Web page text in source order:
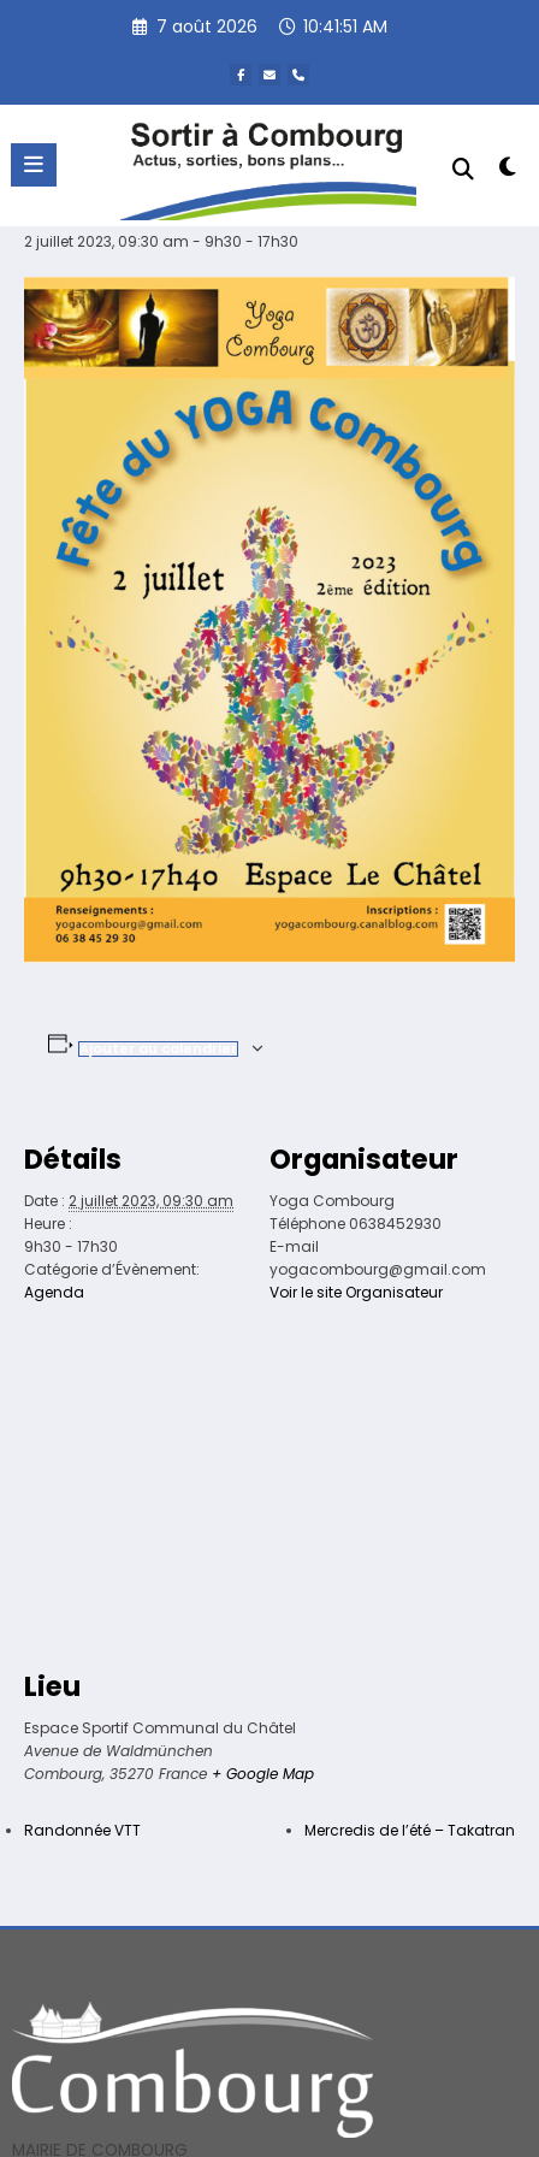
7 août 2026 10:41:51 AM
Fête du Yoga
2 juillet 2023, 09:30 am - 9h30 - 17h30
Ajouter au calendrier
Détails
Date : 2 juillet 2023, 09:30 am
Heure :
9h30 - 17h30
Catégorie d’Évènement:
Agenda
Organisateur
Yoga Combourg
Téléphone 0638452930
E-mail
yogacombourg@gmail.com
Voir le site Organisateur
Lieu
Espace Sportif Communal du Châtel
Avenue de Waldmünchen
Combourg, 35270 France + Google Map
Randonnée VTT Mercredis de l’été – Takatran
MAIRIE DE COMBOURG